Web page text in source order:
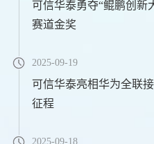
可信华泰勇夺“鲲鹏创新
赛道金奖
2025-09-19
可信华泰亮相华为全联
征程
2025-09-18